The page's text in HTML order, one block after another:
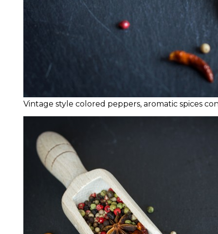
Vintage style colored peppers, aromatic spices